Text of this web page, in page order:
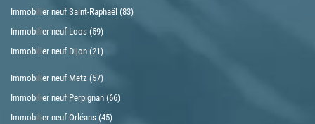
Immobilier neuf Saint-Raphaël (83)
Immobilier neuf Loos (59)
Immobilier neuf Dijon (21)
Immobilier neuf Metz (57)
Immobilier neuf Perpignan (66)
Immobilier neuf Orléans (45)